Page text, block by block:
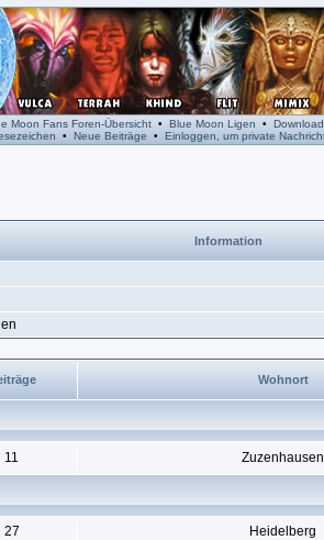
Moon Fans Foren-Übersicht• Blue Moon Ligen • Download
• Neue Beiträge • Einloggen, um private
Information
Wohnort
11 Zuzenhausen
27 Heidelberg